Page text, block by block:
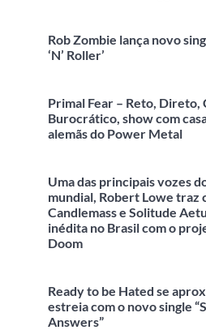
Rob Zombie lança novo
‘N’ Roller’
Primal Fear – Reto, Direto,
Burocrático, show com
alemãs do Power Metal
Uma das principais vozes
mundial, Robert Lowe traz
Candlemass e Solitude
inédita no Brasil com o
Doom
Ready to be Hated se
estreia com o novo single
Answers”